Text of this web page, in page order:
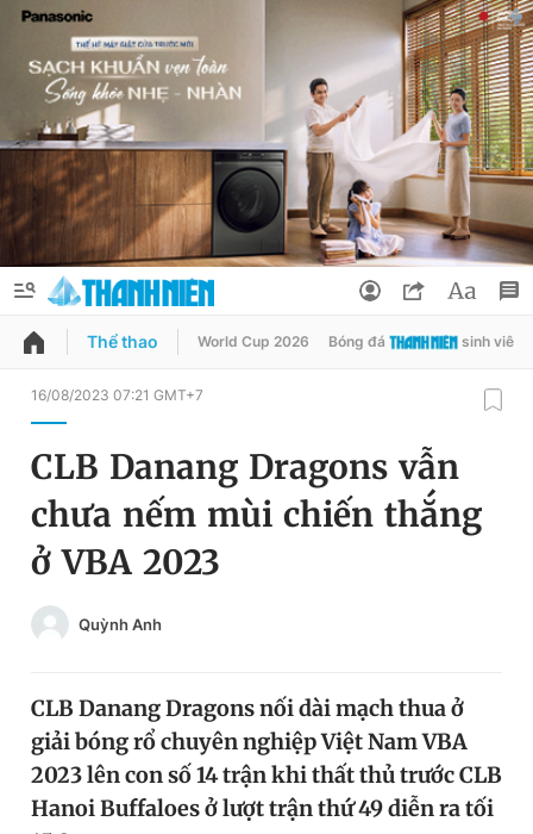
QUẢNG CÁO ĐẶT BÁO
Chuyên mục
Chuyên mục khác
Chào ngày mới
Tin 360
Video Magazine
Đổi mật khẩu
Tin đã lưu
Thể thao World Cup 2026 Bóng đá sinh viên
16/08/2023 07:21 GMT+7
CLB Danang Dragons vẫn
chưa nếm mùi chiến thắng
ở VBA 2023
Quỳnh Anh
CLB Danang Dragons nối dài mạch thua ở
giải bóng rổ chuyên nghiệp Việt Nam VBA
2023 lên con số 14 trận khi thất thủ trước CLB
Hanoi Buffaloes ở lượt trận thứ 49 diễn ra tối